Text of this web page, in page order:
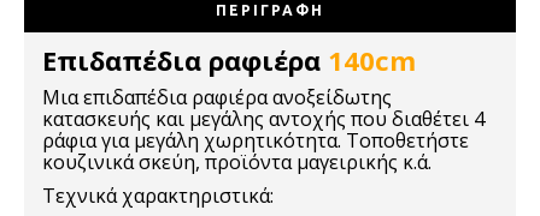
ΠΕΡΙΓΡΑΦΉ
Επιδαπέδια ραφιέρα 140cm
Μια επιδαπέδια ραφιέρα ανοξείδωτης
κατασκευής και μεγάλης αντοχής που διαθέτει 4
ράφια για μεγάλη χωρητικότητα. Τοποθετήστε
κουζινικά σκεύη, προϊόντα μαγειρικής κ.ά.
Τεχνικά χαρακτηριστικά: